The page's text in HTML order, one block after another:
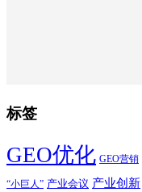
标签
GEO优化 GEO营销
“小巨人” 产业会议 产业创新